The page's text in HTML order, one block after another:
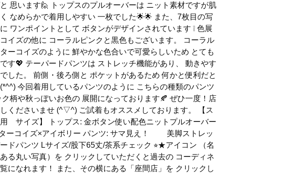
思います🙋 トップスのプルオーバーは ニット素材ですが肌
なめらかで着用しやすい 一枚でした🌟🌟 また、7枚目の写
ワンポイントとして ボタンがデザインされています ❕ 色展
イズの他に コーラルピンクと黒色もございます。 コーラル
ーコイズのように 鮮やかな色合いで可愛らしいため とても
す💖 テーパードパンツは ストレッチ機能があり、 動きやす
した。 前側・後ろ側と ポケットがあるため 何かと便利だと
今回着用しているパンツのように こちらの種類のパンツ
ク柄や秋っぽいお色の 展開になっております🍂 ぜひ一度！店
くださいませ (^▽^) ご試着もオススメしております。 【ス
サイズ】 トップス: 金ボタン使い配色ニットプルオーバー
ーコイズ×アイボリー パンツ: サマ見え！ 美脚ストレッ
ドパンツ Lサイズ/股下65丈/茶系チェック ⭐︎★アイコン （名
る丸い写真）を クリックしていただくと過去の コーディネ
になれます！ また、その横にある「座間店」を クリックし